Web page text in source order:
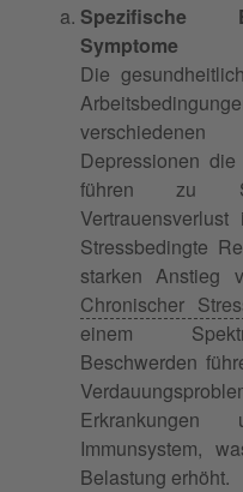
Spezifische
Symptome
Die
Depressionen
führen zu
Stressbedingte
starken Anstieg
Chronischer
einem
Beschwerden
Immunsystem,
Belastung erhöht.